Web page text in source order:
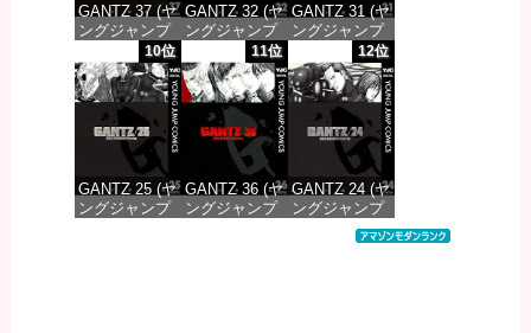
GANTZ 37 (ヤ
ングジャンプ
コミックス
DIGITAL)
価格：¥647
GANTZ 32 (ヤ
ングジャンプ
コミックス
DIGITAL)
価格：¥647
GANTZ 31 (ヤ
ングジャンプ
コミックス
DIGITAL)
価格：¥647
10位
GANTZ 25 (ヤ
ングジャンプ
11位
GANTZ 36 (ヤ
ングジャンプ
12位
GANTZ 24 (ヤ
ングジャンプ
コミックス